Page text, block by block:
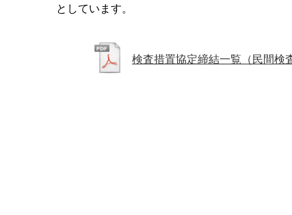
としています。
検査措置協定締結一覧（民間検